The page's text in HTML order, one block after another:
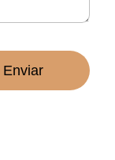
Enviar